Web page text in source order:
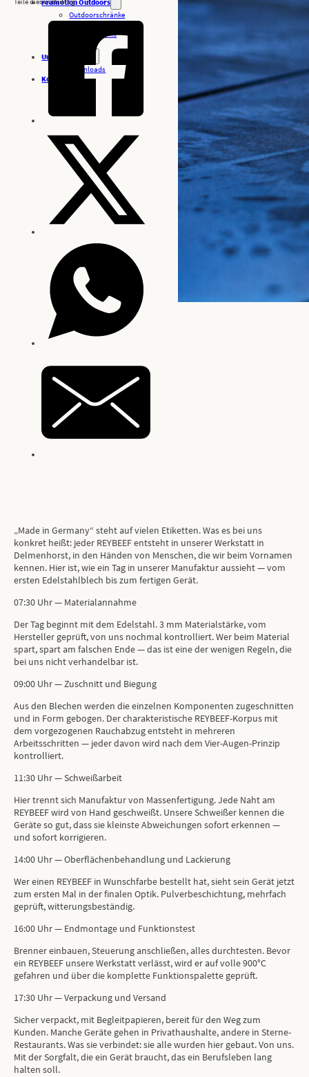
Outdoorschränke
Außenküchen
Oberhitzegrills
Unternehmen
Downloads
Kontakt
„Made in Germany“ steht auf vielen Etiketten. Was es bei uns
konkret heißt: jeder REYBEEF entsteht in unserer Werkstatt in
Delmenhorst, in den Händen von Menschen, die wir beim Vornamen
kennen. Hier ist, wie ein Tag in unserer Manufaktur aussieht — vom
ersten Edelstahlblech bis zum fertigen Gerät.
07:30 Uhr — Materialannahme
Der Tag beginnt mit dem Edelstahl. 3 mm Materialstärke, vom
Hersteller geprüft, von uns nochmal kontrolliert. Wer beim Material
spart, spart am falschen Ende — das ist eine der wenigen Regeln, die
bei uns nicht verhandelbar ist.
09:00 Uhr — Zuschnitt und Biegung
Aus den Blechen werden die einzelnen Komponenten zugeschnitten
und in Form gebogen. Der charakteristische REYBEEF-Korpus mit
dem vorgezogenen Rauchabzug entsteht in mehreren
Arbeitsschritten — jeder davon wird nach dem Vier-Augen-Prinzip
kontrolliert.
11:30 Uhr — Schweißarbeit
Hier trennt sich Manufaktur von Massenfertigung. Jede Naht am
REYBEEF wird von Hand geschweißt. Unsere Schweißer kennen die
Geräte so gut, dass sie kleinste Abweichungen sofort erkennen —
und sofort korrigieren.
14:00 Uhr — Oberflächenbehandlung und Lackierung
Wer einen REYBEEF in Wunschfarbe bestellt hat, sieht sein Gerät jetzt
zum ersten Mal in der finalen Optik. Pulverbeschichtung, mehrfach
geprüft, witterungsbeständig.
16:00 Uhr — Endmontage und Funktionstest
Brenner einbauen, Steuerung anschließen, alles durchtesten. Bevor
ein REYBEEF unsere Werkstatt verlässt, wird er auf volle 900°C
gefahren und über die komplette Funktionspalette geprüft.
17:30 Uhr — Verpackung und Versand
Sicher verpackt, mit Begleitpapieren, bereit für den Weg zum
Kunden. Manche Geräte gehen in Privathaushalte, andere in Sterne-
Restaurants. Was sie verbindet: sie alle wurden hier gebaut. Von uns.
Mit der Sorgfalt, die ein Gerät braucht, das ein Berufsleben lang
halten soll.